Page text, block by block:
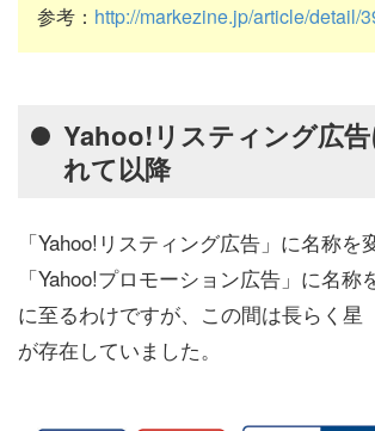
参考： http://markezine.jp/article/detail/
Yahoo!リスティング広告
れて以降
「Yahoo!リスティング広告」に名称を
「Yahoo!プロモーション広告」に名称
に至るわけですが、この間は長らく星
が存在していました。